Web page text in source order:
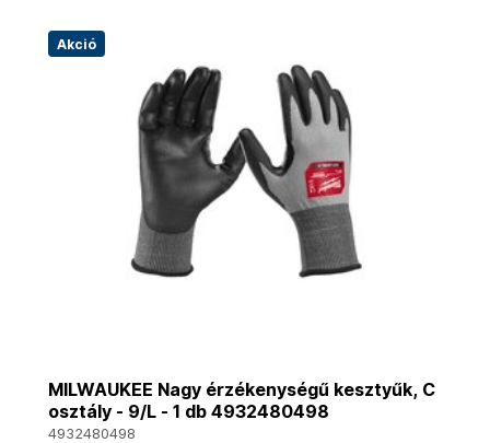
Akció
MILWAUKEE Nagy érzékenységű kesztyűk, C
osztály - 9/L - 1 db 4932480498
4932480498